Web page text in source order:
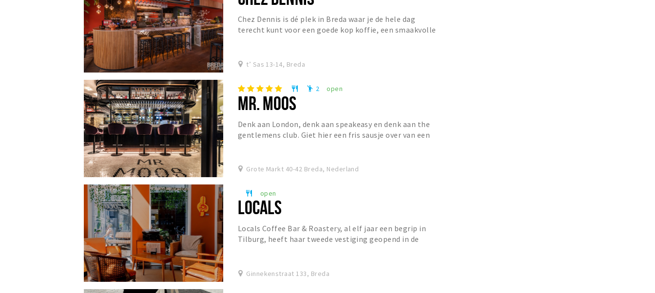
Chez Dennis is dé plek in Breda waar je de hele dag
terecht kunt voor een goede kop koffie, een smaakvolle
t’ Sas 13-14, Breda
restaurant emoji_people 2 open
MR. MOOS
Denk aan London, denk aan speakeasy en denk aan the
gentlemens club. Giet hier een fris sausje over van een
Grote Markt 40-42 Breda, Nederland
restaurant open
LOCALS
Locals Coffee Bar & Roastery, al elf jaar een begrip in
Tilburg, heeft haar tweede vestiging geopend in de
Ginnekenstraat 133, Breda